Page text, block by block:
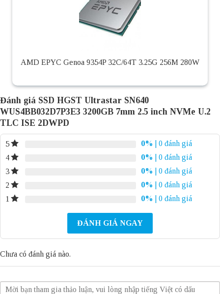
AMD EPYC Genoa 9354P 32C/64T 3.25G 256M 280W
Đánh giá SSD HGST Ultrastar SN640
WUS4BB032D7P3E3 3200GB 7mm 2.5 inch NVMe U.2
TLC ISE 2DWPD
5 0%
| 0 đánh giá
4
0%
| 0 đánh giá
3
0%
| 0 đánh giá
2
0%
| 0 đánh giá
1
0% | 0 đánh giá
ĐÁNH GIÁ NGAY
Chưa có đánh giá nào.